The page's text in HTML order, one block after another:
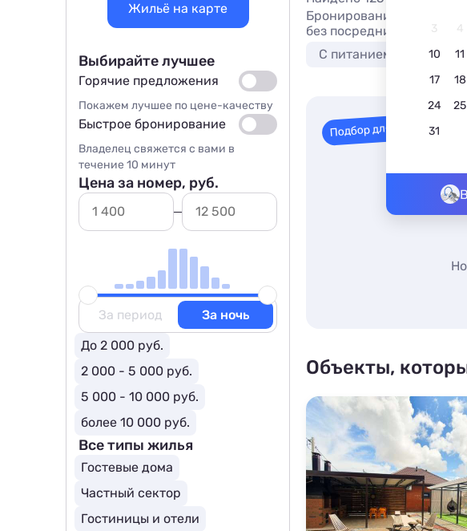
3
4
10
11
17
18
24
25
31
Бронирование отеля в
без посредников.
С питанием
Для
Подбор для вас
Объекты,
Жильё на карте
Выбирайте лучшее
Горячие предложения
Покажем лучшее по цене-качеству
Быстрое бронирование
Владелец свяжется с вами в
течение 10 минут
Цена за номер, руб.
За период
За ночь
До 2 000 руб.
2 000 - 5 000 руб.
5 000 - 10 000 руб.
более 10 000 руб.
Все типы жилья
Гостевые дома
Частный сектор
Гостиницы и отели